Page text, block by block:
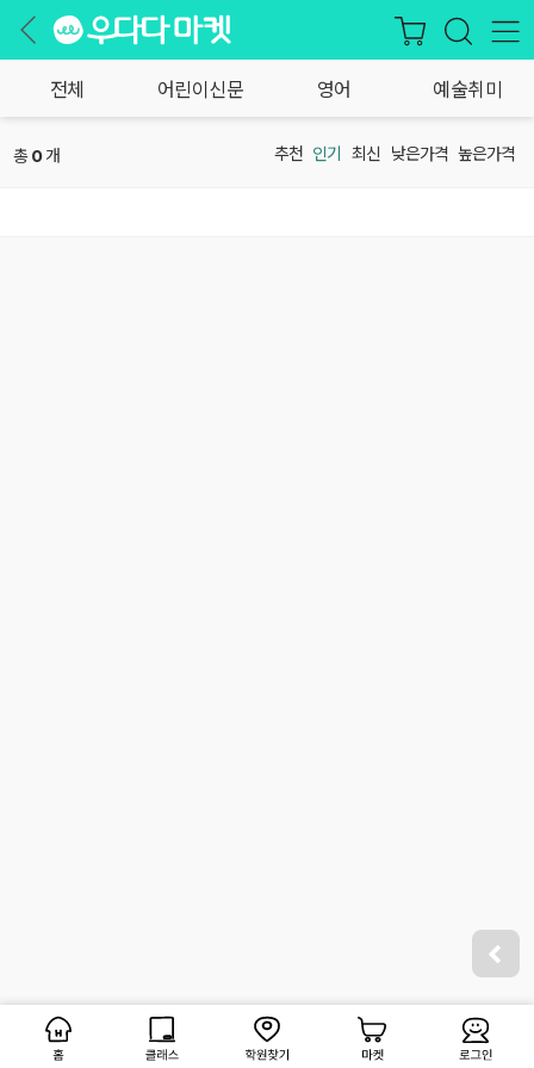
전체 어린이신문 영어 예술취미
총0개 추천 인기 최신 낮은가격 높은가격